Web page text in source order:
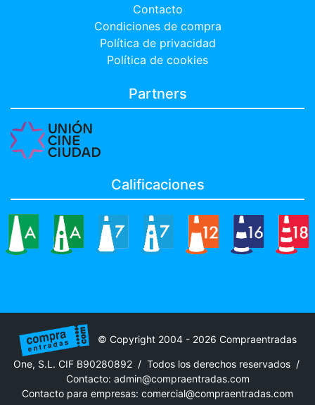
Contacto
Condiciones de compra
Política de privacidad
Política de cookies
Partners
Calificaciones
© Copyright 2004 - 2026 Compraentradas
One, S.L. CIF B90280892 / Todos los derechos reservados /
Contacto: admin@compraentradas.com
Contacto para empresas: comercial@compraentradas.com